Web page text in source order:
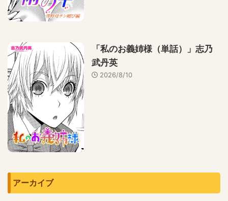
「私のお義姉様（単話）」志乃
武丹英
2026/8/10
アーカイブ